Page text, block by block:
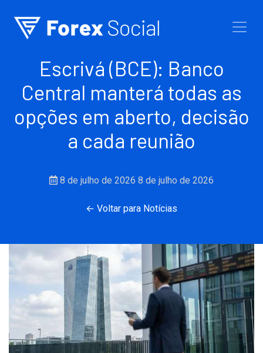
Escrivá (BCE): Banco
Central manterá todas as
opções em aberto, decisão
a cada reunião
8 de julho de 2026 8 de julho de 2026
← Voltar para Notícias